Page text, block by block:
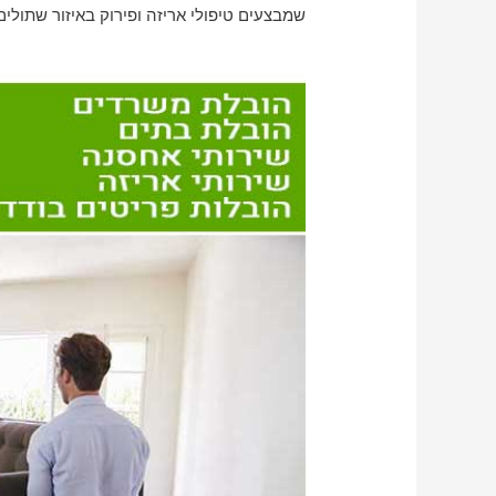
שמבצעים טיפולי אריזה ופירוק באיזור